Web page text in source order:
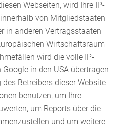
Webseiten, wird Ihre IP-
von Mitgliedstaaten
in anderen Vertragsstaaten
Wirtschaftsraum
wird die volle IP-
in den USA übertragen
Betreibers dieser Website
benutzen, um Ihre
um Reports über die
und um weitere